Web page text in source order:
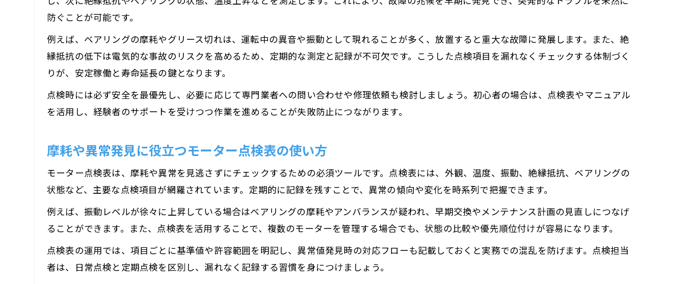
防ぐことが可能です。
例えば、ベアリングの摩耗やグリース切れは、運転中の異音や振動として現れることが多く、放置すると重大な故障に発展します。また、絶
縁抵抗の低下は電気的な事故のリスクを高めるため、定期的な測定と記録が不可欠です。こうした点検項目を漏れなくチェックする体制づく
りが、安定稼働と寿命延長の鍵となります。
点検時には必ず安全を最優先し、必要に応じて専門業者への問い合わせや修理依頼も検討しましょう。初心者の場合は、点検表やマニュアル
を活用し、経験者のサポートを受けつつ作業を進めることが失敗防止につながります。
摩耗や異常発見に役立つモーター点検表の使い方
モーター点検表は、摩耗や異常を見逃さずにチェックするための必須ツールです。点検表には、外観、温度、振動、絶縁抵抗、ベアリングの
状態など、主要な点検項目が網羅されています。定期的に記録を残すことで、異常の傾向や変化を時系列で把握できます。
例えば、振動レベルが徐々に上昇している場合はベアリングの摩耗やアンバランスが疑われ、早期交換やメンテナンス計画の見直しにつなげ
ることができます。また、点検表を活用することで、複数のモーターを管理する場合でも、状態の比較や優先順位付けが容易になります。
点検表の運用では、項目ごとに基準値や許容範囲を明記し、異常値発見時の対応フローも記載しておくと実務での混乱を防げます。点検担当
者は、日常点検と定期点検を区別し、漏れなく記録する習慣を身につけましょう。